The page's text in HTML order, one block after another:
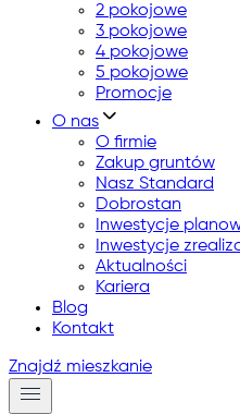
2 pokojowe
3 pokojowe
4 pokojowe
5 pokojowe
Promocje
O nas
O firmie
Zakup gruntów
Nasz Standard
Dobrostan
Inwestycje
Inwestycje
Aktualności
Kariera
Blog
Kontakt
Znajdź mieszkanie